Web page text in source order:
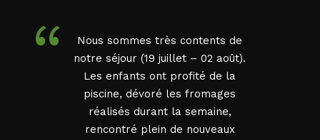
“
Nous sommes très contents de
notre séjour (19 juillet – 02 août).
Les enfants ont profité de la
piscine, dévoré les fromages
réalisés durant la semaine,
rencontré plein de nouveaux